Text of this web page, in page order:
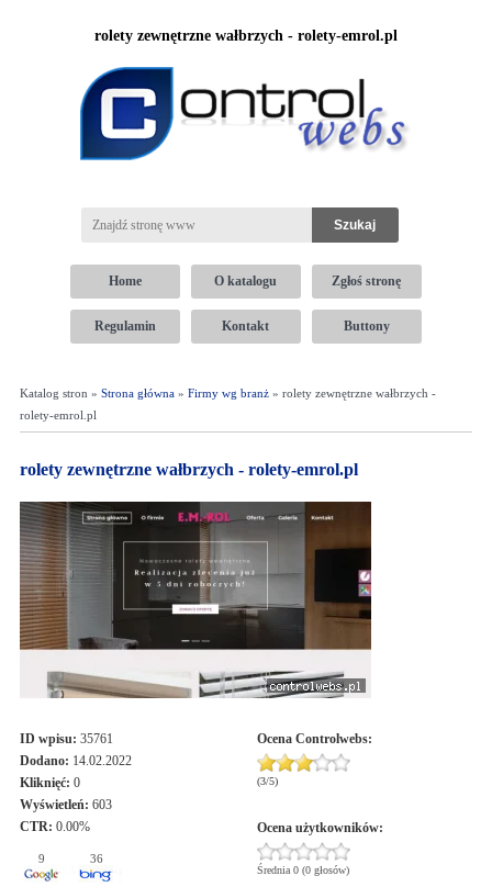
rolety zewnętrzne wałbrzych - rolety-emrol.pl
Home O katalogu Zgłoś stronę
Regulamin Kontakt Buttony
Katalog stron » Strona główna» Firmy wg branż» rolety zewnętrzne wałbrzych -
rolety-emrol.pl
rolety zewnętrzne wałbrzych - rolety-emrol.pl
ID wpisu: 35761
Dodano: 14.02.2022
Kliknięć: 0
Wyświetleń: 603
CTR: 0.00%
9 36
Ocena Controlwebs:
(3/5)
Ocena użytkowników:
Średnia 0 (0 głosów)